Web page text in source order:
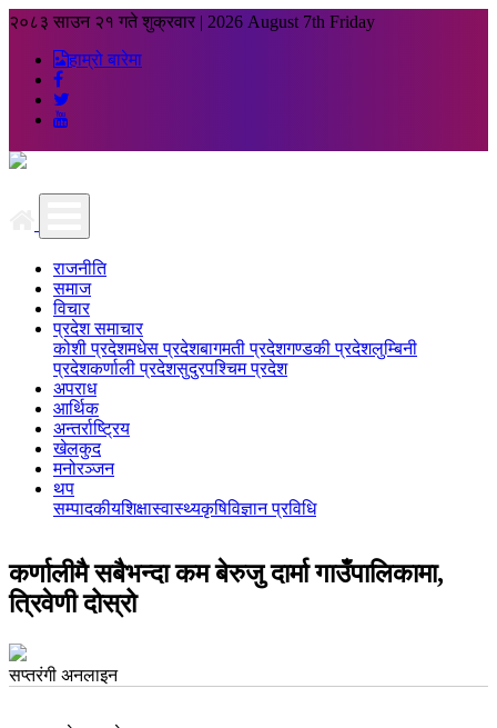
२०८३ साउन २१ गते शुक्रवार | 2026 August 7th Friday
हाम्रो बारेमा
राजनीति
समाज
विचार
प्रदेश समाचार
कोशी प्रदेशमधेस प्रदेशबागमती प्रदेशगण्डकी प्रदेशलुम्बिनी
प्रदेशकर्णाली प्रदेशसुदुरपश्चिम प्रदेश
अपराध
आर्थिक
अन्तर्राष्ट्रिय
खेलकुद
मनोरञ्जन
थप
सम्पादकीयशिक्षास्वास्थ्यकृषिविज्ञान प्रविधि
कर्णालीमै सबैभन्दा कम बेरुजु दार्मा गाउँपालिकामा,
त्रिवेणी दोस्रो
सप्तरंगी अनलाइन